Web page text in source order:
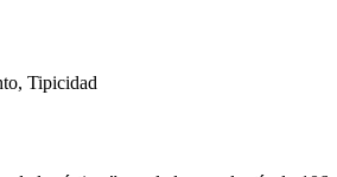
Tipicidad